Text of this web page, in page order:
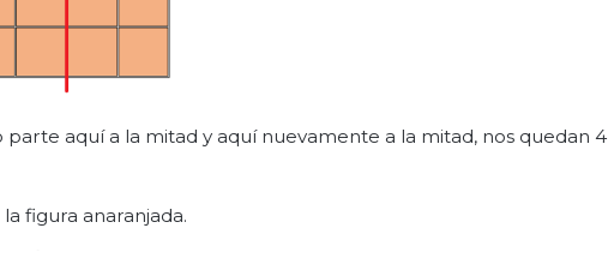
aquí a la mitad y aquí nuevamente a la mitad, nos quedan 4
figura anaranjada.